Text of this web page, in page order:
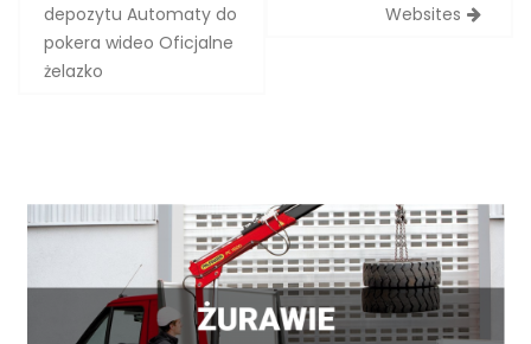
depozytu Automaty do
pokera wideo Oficjalne
żelazko
Websites